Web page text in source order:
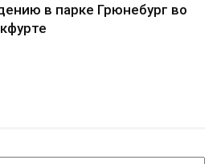
в парке Грюнебург во